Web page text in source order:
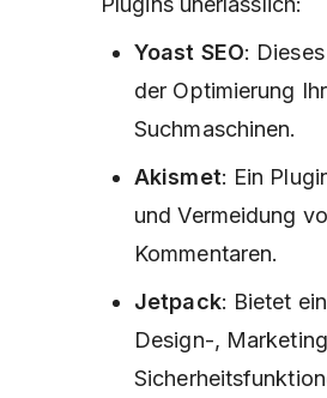
Yoast SEO:
der Optimierung
Suchmaschinen.
Akismet: Ein
und Vermeidung
Kommentaren.
Jetpack: Bietet
Design-,